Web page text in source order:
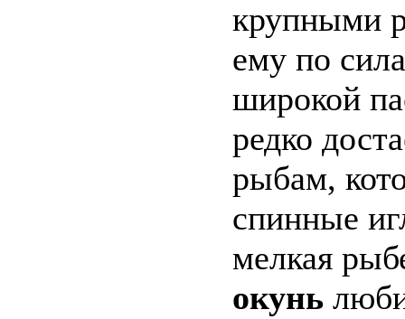
крупными
ему по
широкой
редко
рыбам,
спинные
мелкая
окунь